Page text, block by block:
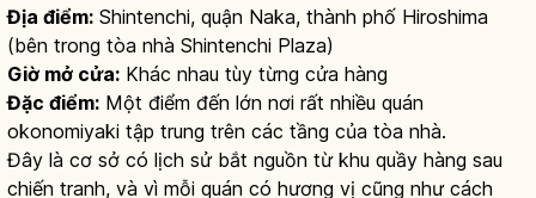
Địa điểm: Shintenchi, quận Naka, thành phố Hiroshima
(bên trong tòa nhà Shintenchi Plaza)
Giờ mở cửa: Khác nhau tùy từng cửa hàng
Đặc điểm: Một điểm đến lớn nơi rất nhiều quán
okonomiyaki tập trung trên các tầng của tòa nhà.
Đây là cơ sở có lịch sử bắt nguồn từ khu quầy hàng sau
chiến tranh, và vì mỗi quán có hương vị cũng như cách